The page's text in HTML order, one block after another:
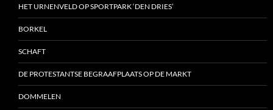
HET URNENVELD OP SPORTPARK ‘DEN DRIES’
BORKEL
SCHAFT
DE PROTESTANTSE BEGRAAFPLAATS OP DE MARKT
DOMMELEN